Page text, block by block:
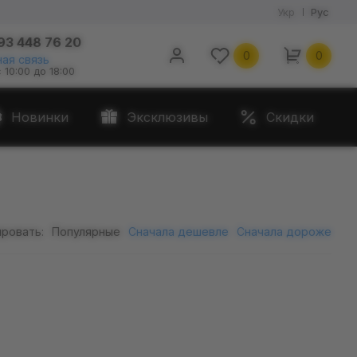
Укр Рус
448 76 20
связь
до 18:00
0 0
Новинки Эксклюзивы Скидки
Популярные Сначала дешевле Сначала дороже